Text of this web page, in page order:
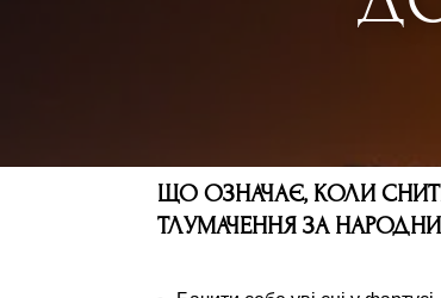
ЩО ОЗНАЧАЄ, КОЛИ
ТЛУМАЧЕННЯ ЗА